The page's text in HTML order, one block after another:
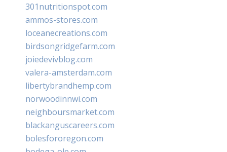
301nutritionspot.com
ammos-stores.com
loceanecreations.com
birdsongridgefarm.com
joiedevivblog.com
valera-amsterdam.com
libertybrandhemp.com
norwoodinnwi.com
neighboursmarket.com
blackanguscareers.com
bolesfororegon.com